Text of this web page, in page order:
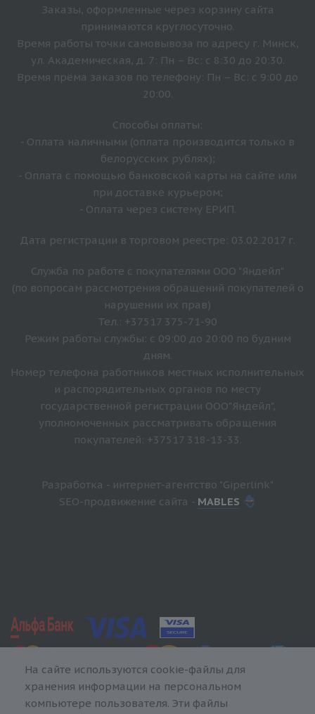
Заказы, оформленные через корзину сайта
принимаются круглосуточно.
Время работы точки самовывоза по адресу г. Минск,
ул. Академическая, д. 7: Пн – Вс: с 8:30 до 20:30.
Время прёма заказов по телефону: Пн – Вс: с 9:00 до
20:00.
Способы оплаты:
- Оплата наличными (оплата производится только в
белорусских рублях);
- Оплата с помощью банковской карты на сайте или
при доставке курьером;
- Оплата через систему ЕРИП.
Дата регистрации в торговом реестре: 03.02.2017 г.
Служба по работе с покупателями ООО "Яндейл"
(по вопросам рассмотрения обращений покупателей о
нарушении их прав)
Тел.: +37517 375-71-90
Режим работы службы: с 09:00 до 20:00 по будним
дням.
Номер телефона работников местных исполнительных
и распорядительных органов по месту
государственной регистрации ООО"Яндейл",
уполномоченных рассматривать обращения
покупателей: +37517 318-13-33.
Разработка - интернет-агентство "Giperlink"
SEO-продвижение сайта - MABLES
На сайте используются cookie-файлы для
хранения информации на персональном
компьютере пользователя. Эти файлы